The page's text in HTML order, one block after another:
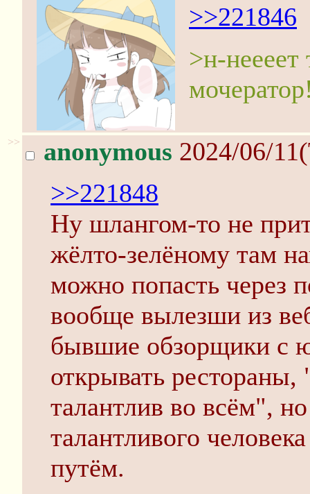
>>221846
>н-неееет
>> anonymous 2024/06/
>>221848
Ну шлангом-то не
жёлто-зелёному там
можно попасть через
вообще вылезши из
бывшие обзорщики с
открывать рестораны,
талантлив во всём",
талантливого
путём.